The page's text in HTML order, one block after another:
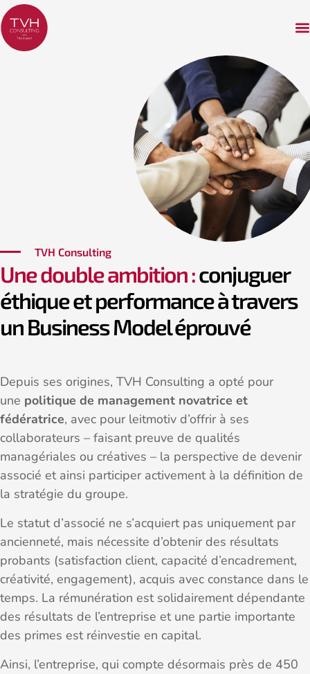
TVH Consulting
Une double ambition :conjuguer
éthique et performance à travers
un Business Model éprouvé
Depuis ses origines, TVH Consulting a opté pour
une politique de management novatrice et
fédératrice, avec pour leitmotiv d’offrir à ses
collaborateurs – faisant preuve de qualités
managériales ou créatives – la perspective de devenir
associé et ainsi participer activement à la définition de
la stratégie du groupe.
Le statut d’associé ne s’acquiert pas uniquement par
ancienneté, mais nécessite d’obtenir des résultats
probants (satisfaction client, capacité d’encadrement,
créativité, engagement), acquis avec constance dans le
temps. La rémunération est solidairement dépendante
des résultats de l’entreprise et une partie importante
des primes est réinvestie en capital.
Ainsi, l’entreprise, qui compte désormais près de 450